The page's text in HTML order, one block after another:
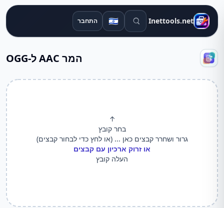
Inettools.net חיפוש כלים
🇮🇱 התחבר
המר AAC ל-OGG
↑
בחר קובץ
גרור ושחרר קבצים כאן ... (או לחץ כדי לבחור קבצים)
או זרוק ארכיון עם קבצים
העלה קובץ